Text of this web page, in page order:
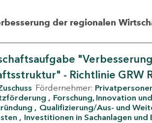
der regionalen
- Richtlinie GRW
Fördernehmer:
Forschung, Innovation
Qualifizierung/Aus- und
Investitionen in Sachanlagen und